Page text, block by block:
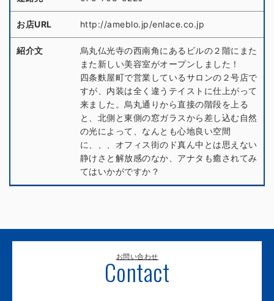
お店URL http://ameblo.jp/enlace.co.jp
紹介文
烏丸仏光寺の西南角にあるビルの２階にまた
また新しい美容室がオープンしました！
四条麩屋町で営業しているサロンの２号店で
すが、内装は全く違うテイストに仕上がって
来ました。烏丸通りから直接の階段を上る
と、北側と東側の窓ガラスから差し込む自然
の光によって、なんとも心地良い空間
に、、、オフィス街のド真ん中とは思えない
静けさと解放感のなか、アナタも癒されてみ
てはいかがですか？
お問い合わせ
Contact